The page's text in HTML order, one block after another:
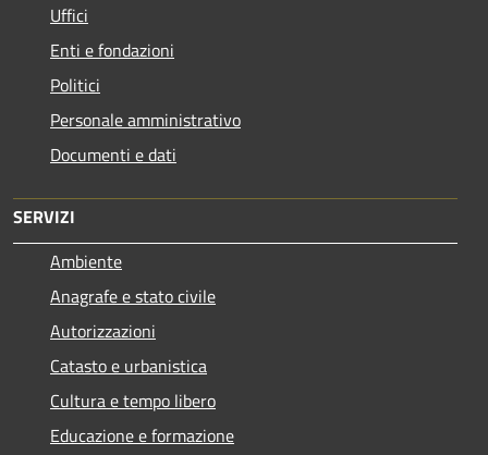
Uffici
Enti e fondazioni
Politici
Personale amministrativo
Documenti e dati
SERVIZI
Ambiente
Anagrafe e stato civile
Autorizzazioni
Catasto e urbanistica
Cultura e tempo libero
Educazione e formazione